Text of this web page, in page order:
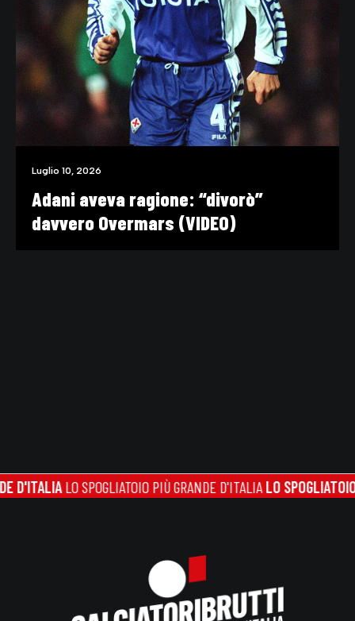
Luglio 10, 2026
Adani aveva ragione: “divorò”
davvero Overmars (VIDEO)
LO SPOGLIATOIO PIÙ GRANDE D'ITALIALO SPOGLIATOIO PIÙ